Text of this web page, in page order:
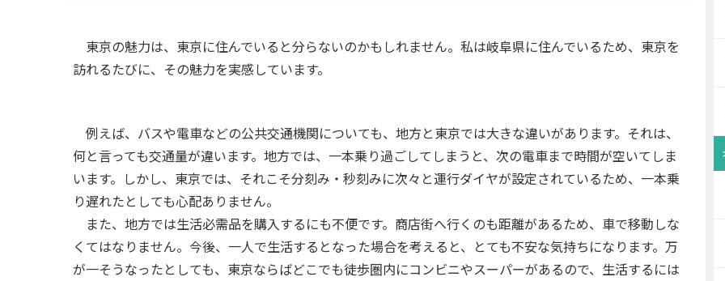
東京の魅力は、東京に住んでいると分らないのかもしれません。私は岐阜県に住んでいるため、東京を
訪れるたびに、その魅力を実感しています。
例えば、バスや電車などの公共交通機関についても、地方と東京では大きな違いがあります。それは、
何と言っても交通量が違います。地方では、一本乗り過ごしてしまうと、次の電車まで時間が空いてしま
います。しかし、東京では、それこそ分刻み・秒刻みに次々と運行ダイヤが設定されているため、一本乗
り遅れたとしても心配ありません。
また、地方では生活必需品を購入するにも不便です。商店街へ行くのも距離があるため、車で移動しな
くてはなりません。今後、一人で生活するとなった場合を考えると、とても不安な気持ちになります。万
が一そうなったとしても、東京ならばどこでも徒歩圏内にコンビニやスーパーがあるので、生活するには